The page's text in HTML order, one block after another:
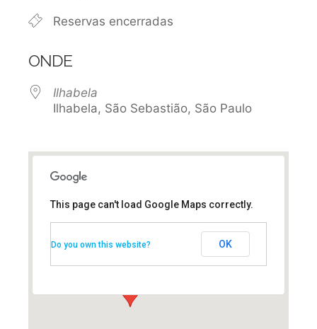
Reservas encerradas
ONDE
Ilhabela
Ilhabela, São Sebastião, São Paulo
Ilhabela - São Sebastião
This page can't load Google Maps correctly.
Do you own this website? OK